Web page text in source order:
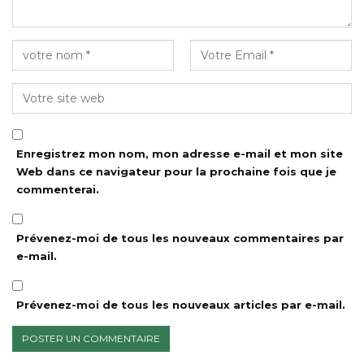
Enregistrez mon nom, mon adresse e-mail et mon site
Web dans ce navigateur pour la prochaine fois que je
commenterai.
Prévenez-moi de tous les nouveaux commentaires par
e-mail.
Prévenez-moi de tous les nouveaux articles par e-mail.